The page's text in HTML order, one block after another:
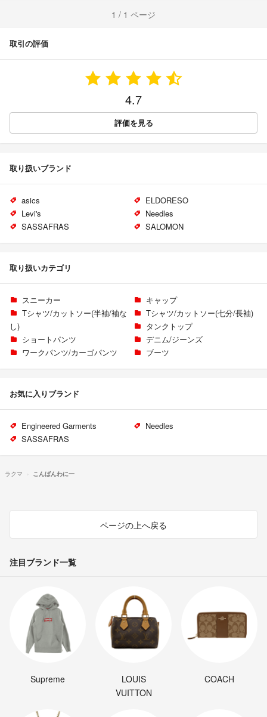
1 / 1 ページ
取引の評価
4.7
評価を見る
取り扱いブランド
asics
ELDORESO
Levi's
Needles
SASSAFRAS
SALOMON
取り扱いカテゴリ
スニーカー
キャップ
Tシャツ/カットソー(半袖/袖な
し)
Tシャツ/カットソー(七分/長袖)
タンクトップ
ショートパンツ
デニム/ジーンズ
ワークパンツ/カーゴパンツ
ブーツ
お気に入りブランド
Engineered Garments
Needles
SASSAFRAS
ラクマ こんばんわに一
ページの上へ戻る
注目ブランド一覧
Supreme
LOUIS
VUITTON
COACH